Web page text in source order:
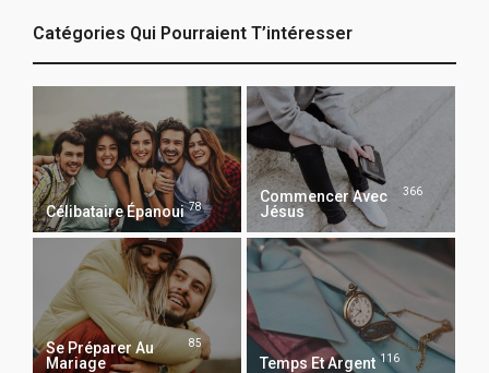
Catégories Qui Pourraient T’intéresser
Célibataire Épanoui 78
Commencer Avec
Jésus
366
Se Préparer Au
Mariage
85
Temps Et Argent 116